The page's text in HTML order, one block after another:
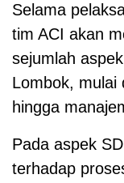
Selama
tim ACI akan
sejumlah
Lombok, mulai
hingga
Pada aspek
terhadap